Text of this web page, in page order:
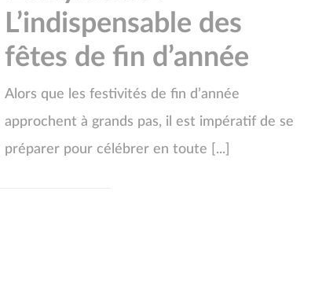
L’indispensable des
fêtes de fin d’année
Alors que les festivités de fin d’année
approchent à grands pas, il est impératif de se
préparer pour célébrer en toute [...]